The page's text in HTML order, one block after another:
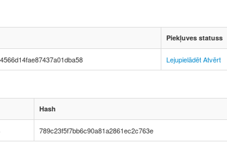
Piekļuves statuss
LejupielādētAtvērt
Hash
789c23f5f7bb6c90a81a2861ec2c763e